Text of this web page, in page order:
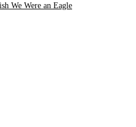
We Were an Eagle